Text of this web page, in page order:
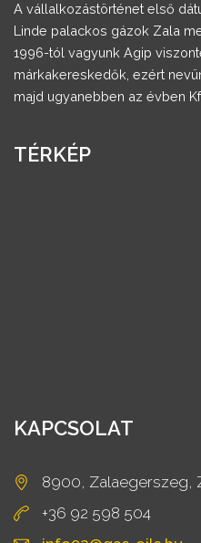
A vállalkozástörténet első
Linde palackos gázok Zala
1996-tól vagyunk Agip
márkakereskedők, ezért
majd ugyanebben az évben
TÉRKÉP
KAPCSOLAT
8900, Zalaegerszeg,
+36 92 598 504